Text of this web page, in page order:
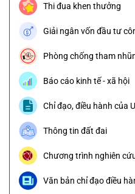
Thi đua khen thưởng
Giải ngân vốn đầu tư
Phòng chống tham
Báo cáo kinh tế - xã hội
Chỉ đạo, điều hành của
Thông tin đất đai
Chương trình nghiên
Văn bản chỉ đạo điều